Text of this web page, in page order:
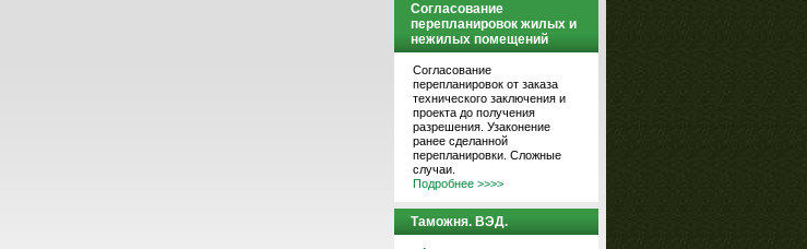
Согласование
перепланировок жилых и
нежилых помещений
Согласование
перепланировок от заказа
технического заключения и
проекта до получения
разрешения. Узаконение
ранее сделанной
перепланировки. Сложные
случаи.
Подробнее >>>>
Таможня. ВЭД.